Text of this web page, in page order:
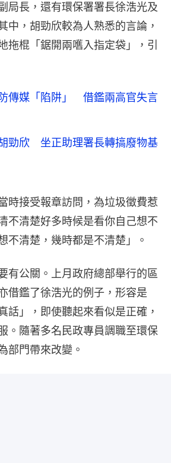
局長，還有環保署署長徐浩光及
中，胡勁欣較為人熟悉的言論，
拖棍「鋸開兩嚿入指定袋」，引
傳媒「陷阱」 借鑑兩高官失言
胡勁欣 坐正助理署長轉搞廢物基
時接受報章訪問，為垃圾徵費惹
不清楚好多時候是看你自己想不
不清楚，幾時都是不清楚」。
有公關。上月政府總部舉行的區
借鑑了徐浩光的例子，形容是
話」，即使聽起來看似是正確，
。隨著多名民政專員調職至環保
部門帶來改變。